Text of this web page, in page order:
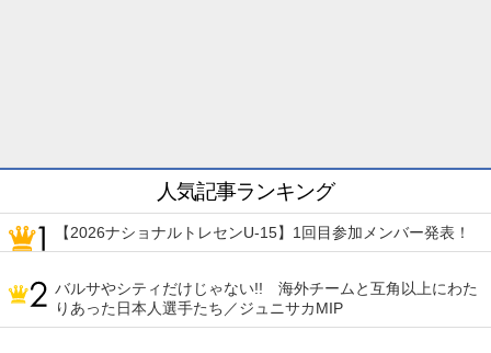
人気記事ランキング
【2026ナショナルトレセンU-15】1回目参加メンバー発表！
バルサやシティだけじゃない!! 海外チームと互角以上にわた
りあった日本人選手たち／ジュニサカMIP